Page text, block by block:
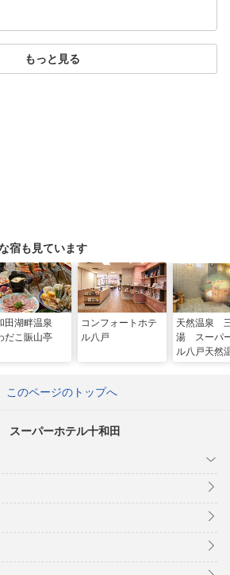
もっと見る
宿も見ています
田湖畔温泉
だこ賑山亭
コンフォートホテ
ル八戸
天然温泉
湯 スーパ
ル八戸天然
このページのトップへ
ーパーホテル十和田